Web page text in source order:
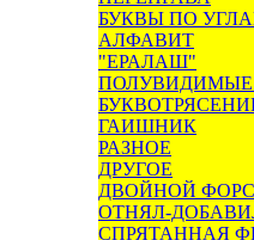
БУКВЫ ПО
АЛФАВИТ
"ЕРАЛАШ"
ПОЛУВИДИМЫЕ
ГАИШНИК
РАЗНОЕ
ДРУГОЕ
ДВОЙНОЙ
ОТНЯЛ-
СПРЯТАННАЯ